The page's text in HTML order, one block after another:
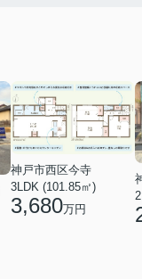
神戸市西区今寺
3LDK (101.85㎡)
3,680万円